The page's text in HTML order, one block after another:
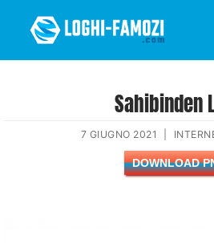
Sahibinden
7 GIUGNO 2021
DOWNLOAD